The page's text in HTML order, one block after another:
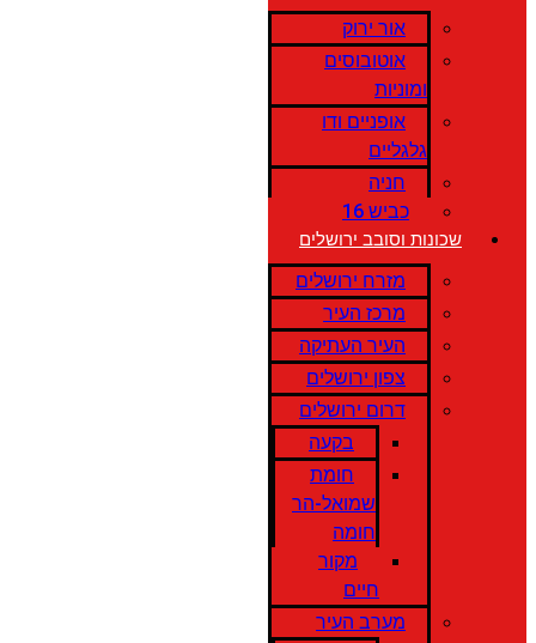
אור ירוק
אוטובוסים
ומוניות
אופניים ודו
גלגליים
חניה
כביש 16
שכונות וסובב ירושלים
מזרח ירושלים
מרכז העיר
העיר העתיקה
צפון ירושלים
דרום ירושלים
בקעה
חומת
שמואל-הר
חומה
מקור
חיים
מערב העיר